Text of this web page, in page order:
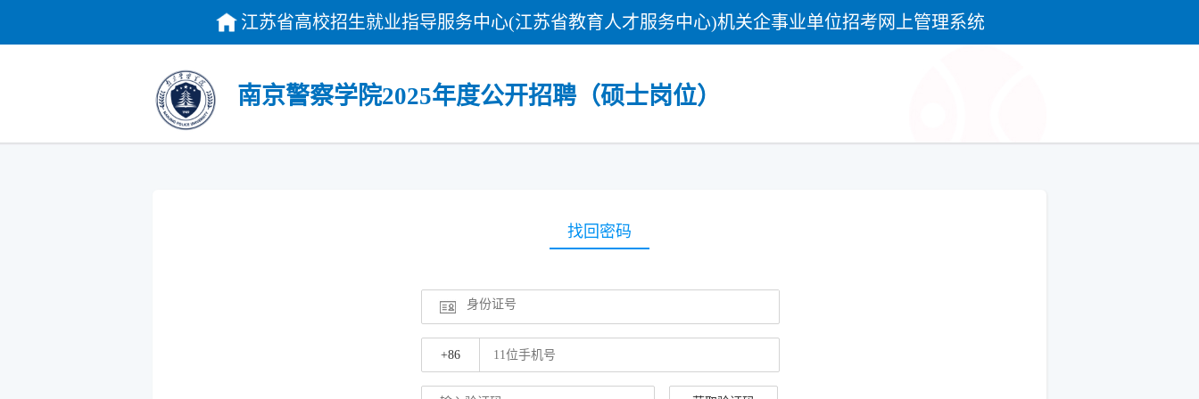
江苏省高校招生就业指导服务中心(江苏省教育人才服务中心)机关企事业单位招考网上管理系统
南京警察学院2025年度公开招聘（硕士岗位）
找回密码
+86